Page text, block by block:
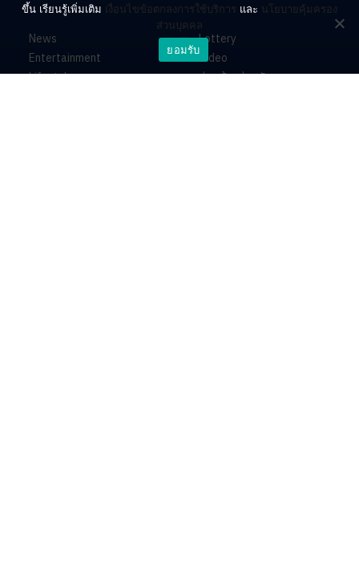
News
Entertainment
Lifestyle
Lottery
Video
ร่วมด้วยช่วยกัน
ขึ้น เรียนรู้เพิ่มเติม เงื่อนไขข้อตกลงการใช้บริการ และ นโยบายคุ้มครอง
ส่วนบุคคล
ยอมรับ